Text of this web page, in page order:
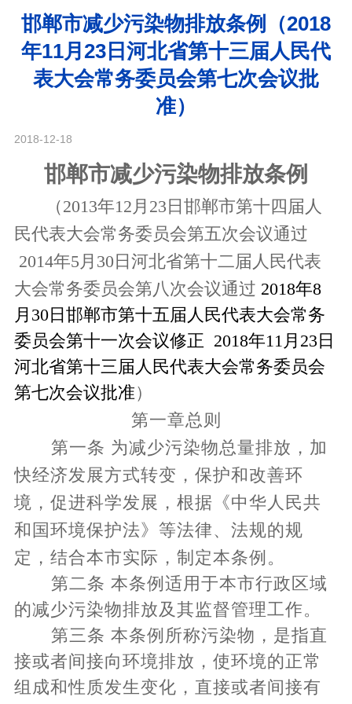
邯郸市减少污染物排放条例（2018
年11月23日河北省第十三届人民代
表大会常务委员会第七次会议批
准）
2018-12-18
邯郸市减少污染物排放条例
（2013年12月23日邯郸市第十四届人
民代表大会常务委员会第五次会议通过
2014年5月30日河北省第十二届人民代表
大会常务委员会第八次会议通过 2018年8
月30日邯郸市第十五届人民代表大会常务
委员会第十一次会议修正 2018年11月23日
河北省第十三届人民代表大会常务委员会
第七次会议批准）
第一章总则
第一条 为减少污染物总量排放，加
快经济发展方式转变，保护和改善环
境，促进科学发展，根据《中华人民共
和国环境保护法》等法律、法规的规
定，结合本市实际，制定本条例。
第二条 本条例适用于本市行政区域
的减少污染物排放及其监督管理工作。
第三条 本条例所称污染物，是指直
接或者间接向环境排放，使环境的正常
组成和性质发生变化，直接或者间接有